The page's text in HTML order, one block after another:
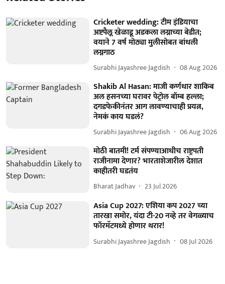
Cricketer wedding: टीम इंडियाचा
अष्टपैलू खेळाडू अडकला लग्नाच्या बेडीत;
वयाने 7 वर्ष मोठ्या मुलीसोबत बांधली
लग्नगाठ
Surabhi Jayashree Jagdish 08 Aug 2026
Shakib Al Hasan: माजी कर्णधार शाकिब
अल हसनच्या घरावर पेट्रोल बॉम्ब हल्ला;
दगडफेकीनंतर आग लावण्याचाही प्रयत्न,
नेमकं काय घडलं?
Surabhi Jayashree Jagdish 06 Aug 2026
मोठी बातमी! टर्म संपण्याआधीच राष्ट्रपती
राजीनामा देणार? भारताशेजारील देशात
काहीतरी घडतंय
Bharat Jadhav 23 Jul 2026
Asia Cup 2027: एशिया कप 2027 च्या
तारखा समोर, यंदा टी-20 नव्हे तर वेगळ्याच
फॉरमॅटमध्ये होणार थरार!
Surabhi Jayashree Jagdish 08 Jul 2026